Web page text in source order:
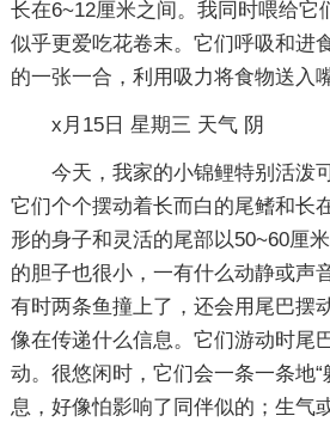
长在6~12厘米之间。我同时喂给它
似乎更爱吃花卷末。它们呼吸和进
的一张一合，利用吸力将食物送入
x月15日 星期三 天气 阴
今天，我家的小锦鲤特别活泼
它们个个摆动着长而白的尾鳍和长
形的身子和灵活的尾部以50~60厘
的胆子也很小，一有什么动静或声
有时两条鱼撞上了，还会用尾巴摆
像在传递什么信息。它们游动时尾
动。很悠闲时，它们会一条一条地“
息，好像怕影响了同伴似的；生气